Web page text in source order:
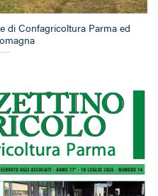
di Confagricoltura Parma ed